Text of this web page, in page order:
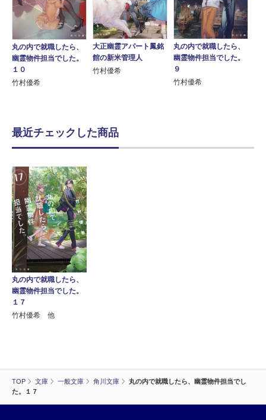
TOP 文庫 一般文庫 角川文庫
丸の内で就職したら、幽霊物件担当でし
た。１７
丸の内で就職したら、
幽霊物件担当でした。
１０
竹村優希
大正幽霊アパート鳳銘
館の新米管理人
竹村優希
丸の内で就職したら、
幽霊物件担当でした。
９
竹村優希
最近チェックした商品
丸の内で就職したら、
幽霊物件担当でした。
１７
竹村優希 他